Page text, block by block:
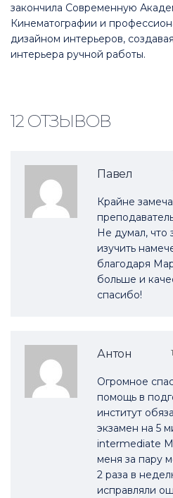
закончила Современную
Кинематографии и
дизайном интерьеров,
интерьера ручной работы.
12 ОТЗЫВОВ
Павел
Крайне
Не думал, что
изучить
благодаря
больше и
спасибо!
Антон
Огромное
помощь в
институт
экзамен на 5
intermediate
меня за пару
2 раза в
исправляли